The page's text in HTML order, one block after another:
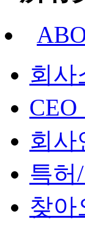
회사
회사
특허
찾아